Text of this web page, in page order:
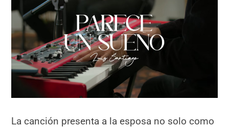
La canción presenta a la esposa no solo como